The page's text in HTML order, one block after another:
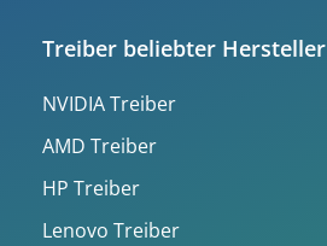
Treiber beliebter Hersteller
NVIDIA Treiber
AMD Treiber
HP Treiber
Lenovo Treiber